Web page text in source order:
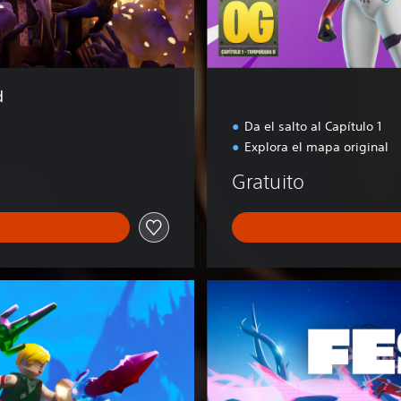
n
e
s
Da el salto al Capítulo 1
Explora el mapa original
Gratuito
t
n
i